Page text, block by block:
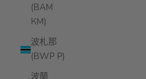
(BAM
КМ)
波札那
(BWP P)